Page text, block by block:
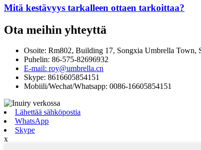
Mitä kestävyys tarkalleen ottaen tarkoittaa?
Ota meihin yhteyttä
Osoite: Rm802, Building 17, Songxia Umbrella Town,
Puhelin: 86-575-82696932
E-mail: roy@umbrella.cn
Skype: 8616605854151
Mobiili/Wechat/Whatsapp: 0086-16605854151
Lähettää sähköpostia
WhatsApp
Skype
x